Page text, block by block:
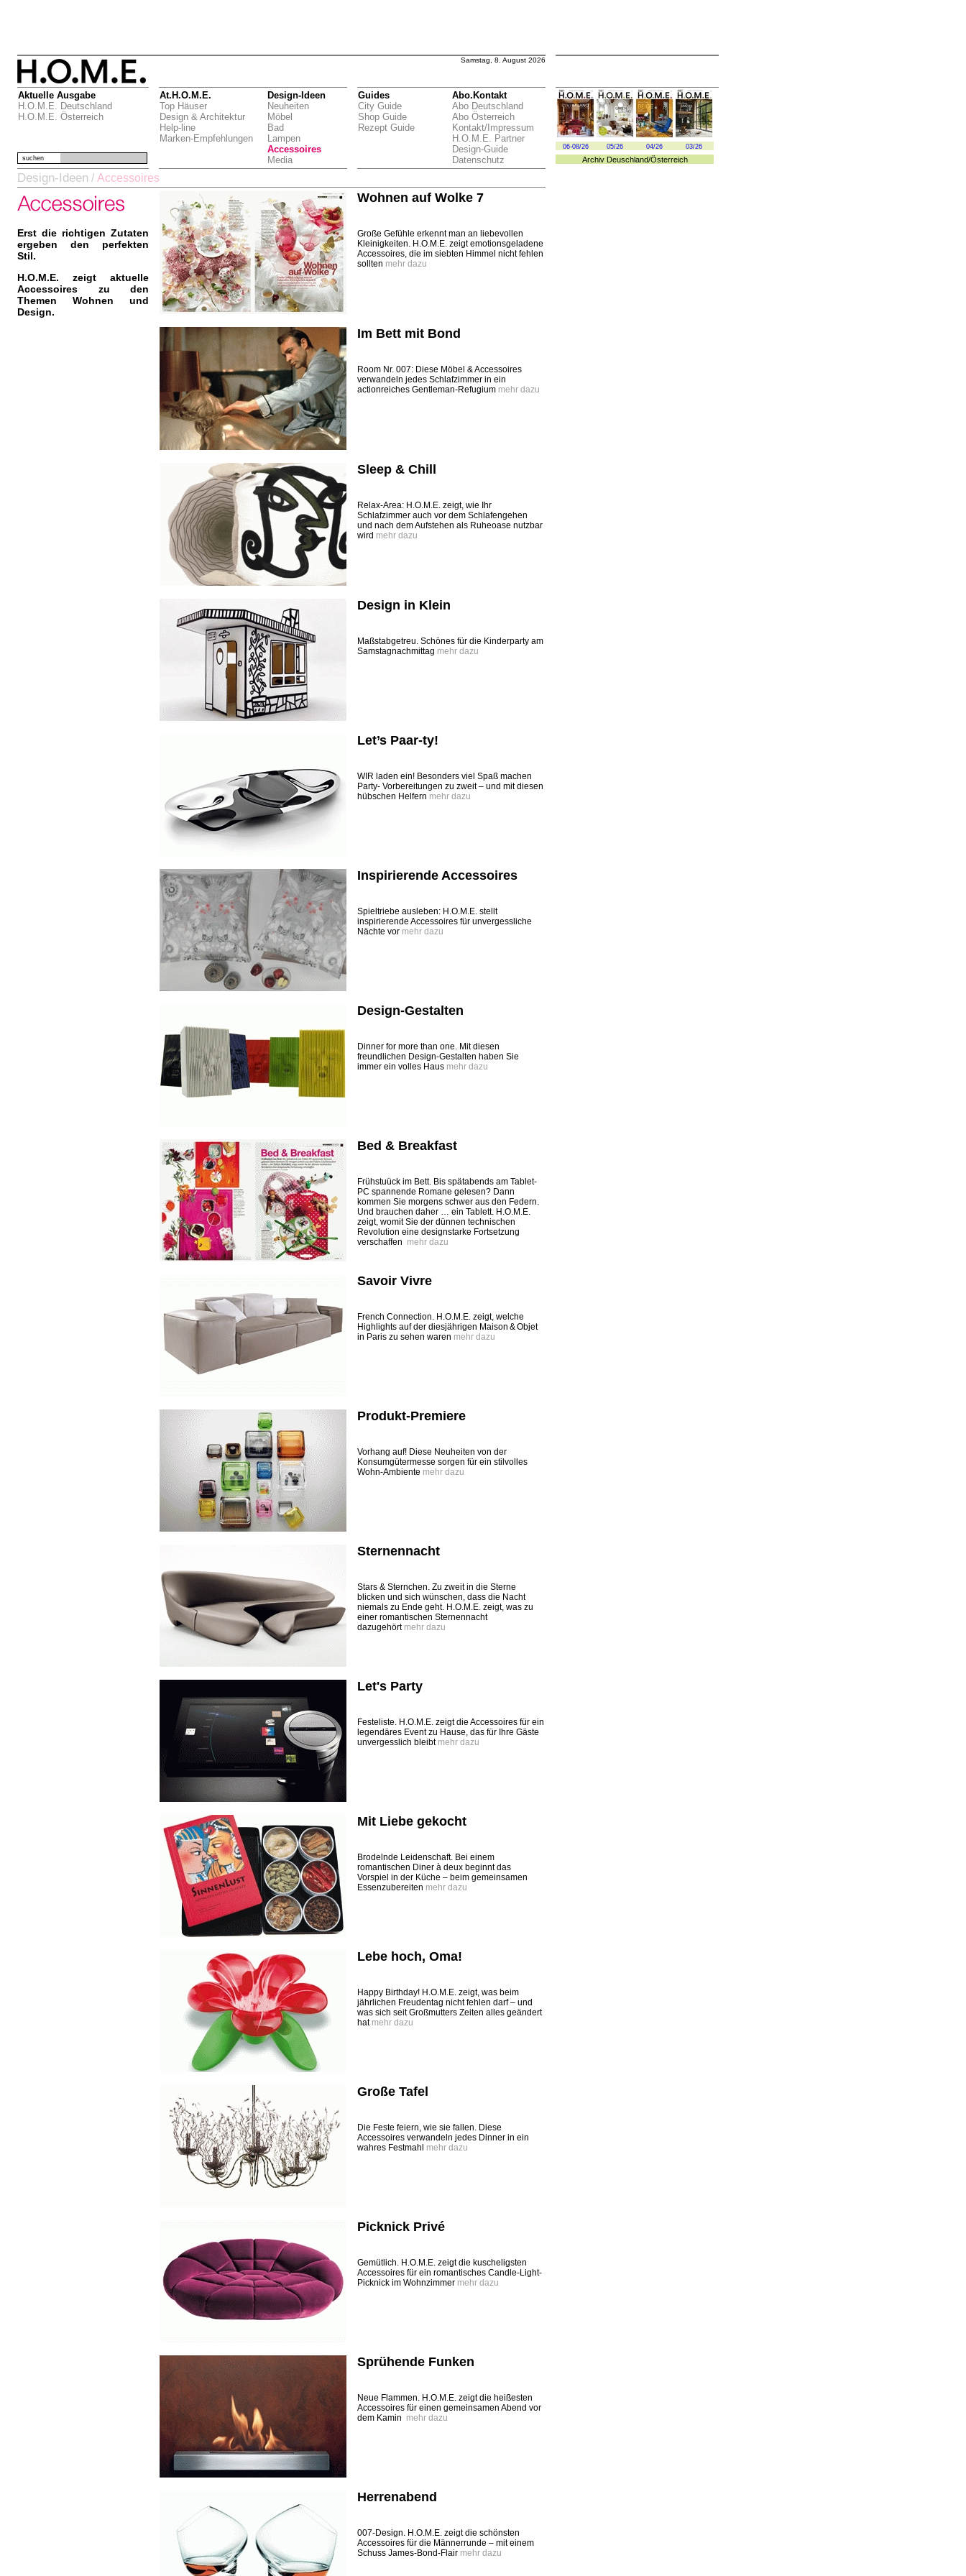
Samstag, 8. August 2026
Aktuelle Ausgabe
H.O.M.E. Deutschland
H.O.M.E. Österreich
At.H.O.M.E.
Top Häuser
Design & Architektur
Help-line
Marken-Empfehlungen
Design-Ideen
Neuheiten
Möbel
Bad
Lampen
Accessoires
Media
Guides
City Guide
Shop Guide
Rezept Guide
Abo.Kontakt
Abo Deutschland
Abo Österreich
Kontakt/Impressum
H.O.M.E. Partner
Design-Guide
Datenschutz
06-08/26 05/26 04/26 03/26
Archiv Deuschland/Österreich
suchen
Design-Ideen / Accessoires
Erst die richtigen Zutaten
ergeben den perfekten
Stil.
H.O.M.E. zeigt aktuelle
Accessoires zu den
Themen Wohnen und
Design.
Wohnen auf Wolke 7
Große Gefühle erkennt man an liebevollen
Kleinigkeiten. H.O.M.E. zeigt emotionsgeladene
Accessoires, die im siebten Himmel nicht fehlen
sollten mehr dazu
Im Bett mit Bond
Room Nr. 007: Diese Möbel & Accessoires
verwandeln jedes Schlafzimmer in ein
actionreiches Gentleman-Refugium mehr dazu
Sleep & Chill
Relax-Area: H.O.M.E. zeigt, wie Ihr
Schlafzimmer auch vor dem Schlafengehen
und nach dem Aufstehen als Ruheoase nutzbar
wird mehr dazu
Design in Klein
Maßstabgetreu. Schönes für die Kinderparty am
Samstagnachmittag mehr dazu
Let’s Paar-ty!
WIR laden ein! Besonders viel Spaß machen
Party- Vorbereitungen zu zweit – und mit diesen
hübschen Helfern mehr dazu
Inspirierende Accessoires
Spieltriebe ausleben: H.O.M.E. stellt
inspirierende Accessoires für unvergessliche
Nächte vor mehr dazu
Design-Gestalten
Dinner for more than one. Mit diesen
freundlichen Design-Gestalten haben Sie
immer ein volles Haus mehr dazu
Bed & Breakfast
Frühstuück im Bett. Bis spätabends am Tablet-
PC spannende Romane gelesen? Dann
kommen Sie morgens schwer aus den Federn.
Und brauchen daher … ein Tablett. H.O.M.E.
zeigt, womit Sie der dünnen technischen
Revolution eine designstarke Fortsetzung
verschaffen mehr dazu
Savoir Vivre
French Connection. H.O.M.E. zeigt, welche
Highlights auf der diesjährigen Maison & Objet
in Paris zu sehen waren mehr dazu
Produkt-Premiere
Vorhang auf! Diese Neuheiten von der
Konsumgütermesse sorgen für ein stilvolles
Wohn-Ambiente mehr dazu
Sternennacht
Stars & Sternchen. Zu zweit in die Sterne
blicken und sich wünschen, dass die Nacht
niemals zu Ende geht. H.O.M.E. zeigt, was zu
einer romantischen Sternennacht
dazugehört mehr dazu
Let's Party
Festeliste. H.O.M.E. zeigt die Accessoires für ein
legendäres Event zu Hause, das für Ihre Gäste
unvergesslich bleibt mehr dazu
Mit Liebe gekocht
Brodelnde Leidenschaft. Bei einem
romantischen Diner à deux beginnt das
Vorspiel in der Küche – beim gemeinsamen
Essenzubereiten mehr dazu
Lebe hoch, Oma!
Happy Birthday! H.O.M.E. zeigt, was beim
jährlichen Freudentag nicht fehlen darf – und
was sich seit Großmutters Zeiten alles geändert
hat mehr dazu
Große Tafel
Die Feste feiern, wie sie fallen. Diese
Accessoires verwandeln jedes Dinner in ein
wahres Festmahl mehr dazu
Picknick Privé
Gemütlich. H.O.M.E. zeigt die kuscheligsten
Accessoires für ein romantisches Candle-Light-
Picknick im Wohnzimmer mehr dazu
Sprühende Funken
Neue Flammen. H.O.M.E. zeigt die heißesten
Accessoires für einen gemeinsamen Abend vor
dem Kamin mehr dazu
Herrenabend
007-Design. H.O.M.E. zeigt die schönsten
Accessoires für die Männerrunde – mit einem
Schuss James-Bond-Flair mehr dazu